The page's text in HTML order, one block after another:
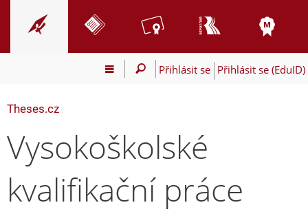
Přihlásit se Přihlásit se (EduID)
Theses.cz
Vysokoškolské
kvalifikační práce